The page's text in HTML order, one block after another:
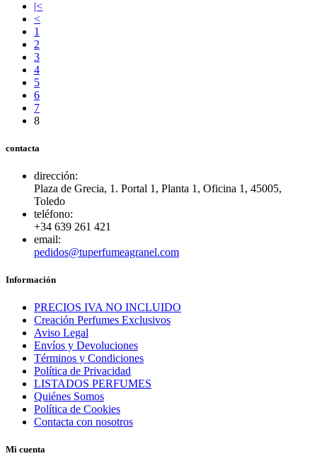
|<
<
1
2
3
4
5
6
7
8
contacta
dirección:
Plaza de Grecia, 1. Portal 1, Planta 1, Oficina 1, 45005,
Toledo
teléfono:
+34 639 261 421
email:
pedidos@tuperfumeagranel.com
Información
PRECIOS IVA NO INCLUIDO
Creación Perfumes Exclusivos
Aviso Legal
Envíos y Devoluciones
Términos y Condiciones
Política de Privacidad
LISTADOS PERFUMES
Quiénes Somos
Política de Cookies
Contacta con nosotros
Mi cuenta